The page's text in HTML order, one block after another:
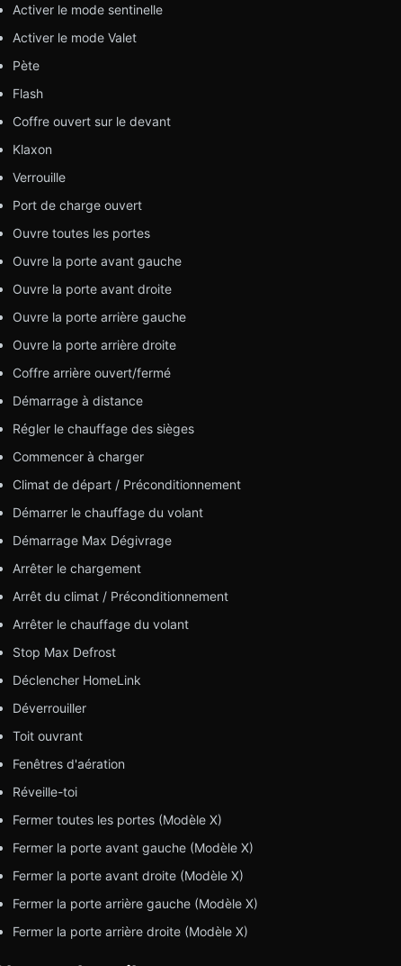
Activer le mode sentinelle
Activer le mode Valet
Pète
Flash
Coffre ouvert sur le devant
Klaxon
Verrouille
Port de charge ouvert
Ouvre toutes les portes
Ouvre la porte avant gauche
Ouvre la porte avant droite
Ouvre la porte arrière gauche
Ouvre la porte arrière droite
Coffre arrière ouvert/fermé
Démarrage à distance
Régler le chauffage des sièges
Commencer à charger
Climat de départ / Préconditionnement
Démarrer le chauffage du volant
Démarrage Max Dégivrage
Arrêter le chargement
Arrêt du climat / Préconditionnement
Arrêter le chauffage du volant
Stop Max Defrost
Déclencher HomeLink
Déverrouiller
Toit ouvrant
Fenêtres d'aération
Réveille-toi
Fermer toutes les portes (Modèle X)
Fermer la porte avant gauche (Modèle X)
Fermer la porte avant droite (Modèle X)
Fermer la porte arrière gauche (Modèle X)
Fermer la porte arrière droite (Modèle X)